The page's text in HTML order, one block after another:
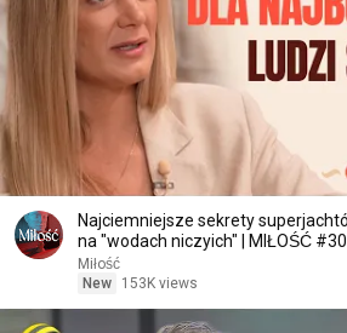
Najciemniejsze sekrety
na "wodach niczyich" | MIŁOŚĆ #30
Miłość
New
153K views